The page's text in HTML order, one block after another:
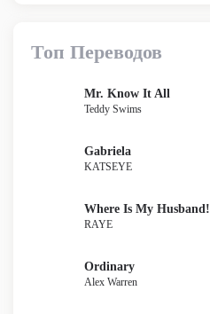
Топ Переводов
Mr. Know It All
Teddy Swims
Gabriela
KATSEYE
Where Is My Husband!
RAYE
Ordinary
Alex Warren